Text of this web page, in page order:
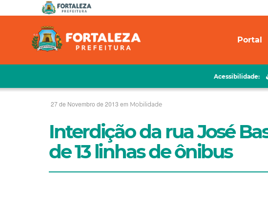
Portal
Acessibilidade:
27 de Novembro de 2013 em Mobilidade
Interdição da rua José
de 13 linhas de ônibus